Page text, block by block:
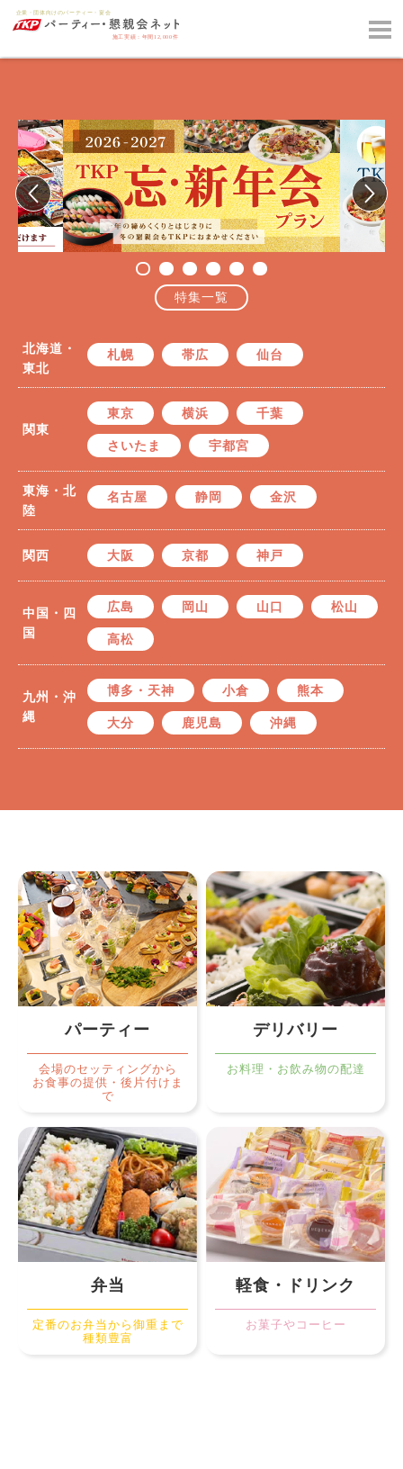
特集一覧
北海道・
東北
札幌 帯広 仙台
関東
東京 横浜 千葉
さいたま 宇都宮
東海・北
陸
名古屋 静岡 金沢
関西 大阪 京都 神戸
中国・四
国
広島 岡山 山口 松山
高松
九州・沖
縄
博多・天神 小倉 熊本
大分 鹿児島 沖縄
パーティー
会場のセッティングから
お食事の提供・後片付けま
で
デリバリー
お料理・お飲み物の配達
弁当
定番のお弁当から御重まで
種類豊富
軽食・ドリンク
お菓子やコーヒー